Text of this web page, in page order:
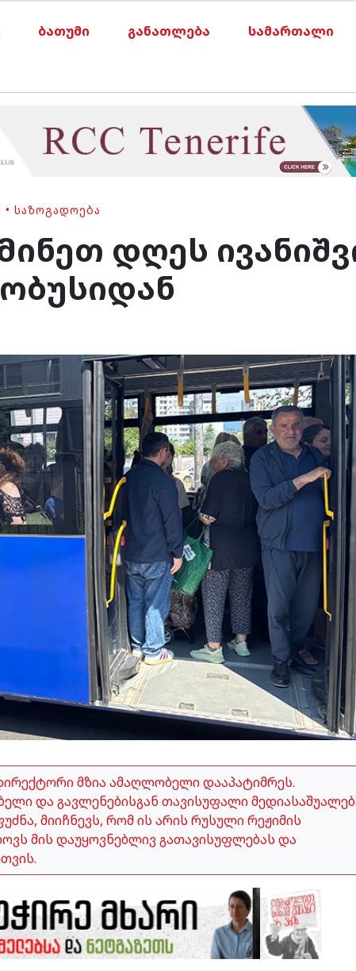
ბათუმი განათლება სამართალი
• ᲡᲐᲖᲝᲒᲐᲓᲝᲔᲑᲐ
დღეს
მზია ამაღლობელი დააპატიმრეს.
და გავლენებისგან თავისუფალი
მიიჩნევს, რომ ის არის რუსული რეჟიმის
მის დაუყოვნებლივ გათავისუფლებას და